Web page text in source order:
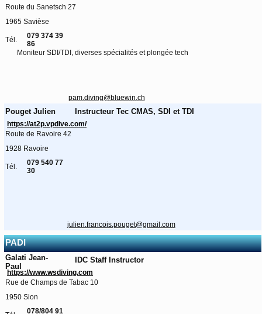
Route du Sanetsch 27
1965 Savièse
Tél.
079 374 39
86
Moniteur SDI/TDI, diverses spécialités et plongée tech
pam.diving@bluewin.ch
Pouget Julien Instructeur Tec CMAS, SDI et TDI
https://at2p.vpdive.com/
Route de Ravoire 42
1928 Ravoire
Tél.
079 540 77
30
julien.francois.pouget@gmail.com
PADI
Galati Jean-
Paul
IDC Staff Instructor
https://www.wsdiving.com
Rue de Champs de Tabac 10
1950 Sion
078/804 91